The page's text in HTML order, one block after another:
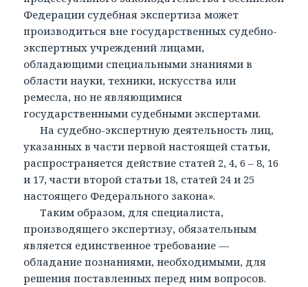
Федерации судебная экспертиза может
производиться вне государственных судебно-
экспертных учреждений лицами,
обладающими специальными знаниями в
области науки, техники, искусства или
ремесла, но не являющимися
государственными судебными экспертами.
На судебно-экспертную деятельность лиц,
указанных в части первой настоящей статьи,
распространяется действие статей 2, 4, 6 – 8, 16
и 17, части второй статьи 18, статей 24 и 25
настоящего Федерального закона».
Таким образом, для специалиста,
производящего экспертизу, обязательным
является единственное требование —
обладание познаниями, необходимыми, для
решения поставленных перед ним вопросов.